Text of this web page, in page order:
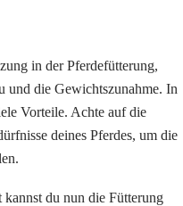
in der Pferdefütterung,
und die Gewichtszunahme. In
Vorteile. Achte auf die
deines Pferdes, um die
du nun die Fütterung